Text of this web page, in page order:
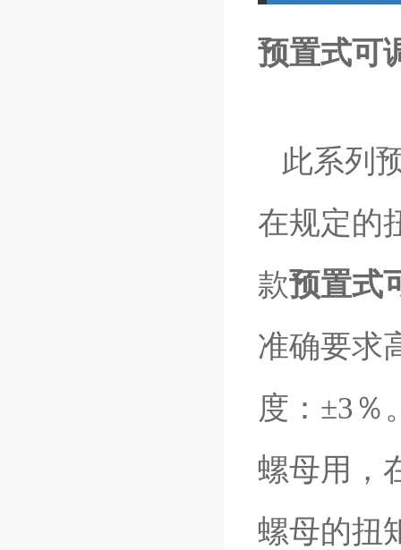
预置式可
此系列
在规定的
款预置式
准确要求
度：±3％
螺母用，
螺母的扭